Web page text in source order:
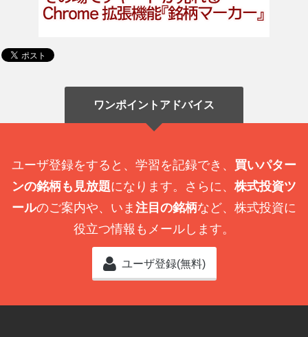
ワンポイントアドバイス
ユーザ登録をすると、学習を記録でき、 買いパター
ンの銘柄も見放題になります。さらに、 株式投資ツ
ールのご案内や、いま 注目の銘柄など、株式投資に
役立つ情報もメールします。
ユーザ登録(無料)